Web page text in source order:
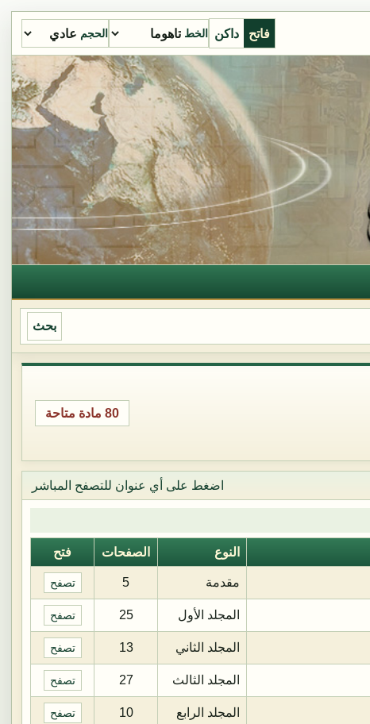
فاتح داكن الخط الحجم
بحث
80 مادة متاحة
اضغط على أي عنوان للتصفح المباشر
النوع الصفحات فتح
مقدمة 5 تصفح
المجلد الأول 25 تصفح
المجلد الثاني 13 تصفح
المجلد الثالث 27 تصفح
المجلد الرابع 10 تصفح